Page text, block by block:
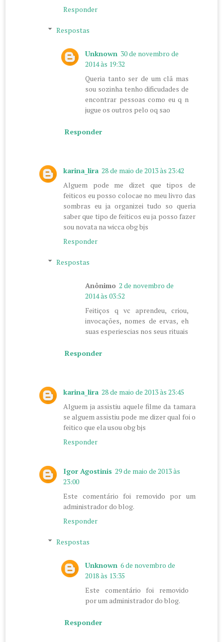
Responder
Respostas
Unknown 30 de novembro de
2014 às 19:32
Queria tanto ser de um clã mas
sou sozinha tenho dificudades de
encontrar pessoas como eu q n
jugue os outros pelo oq sao
Responder
karina_lira 28 de maio de 2013 às 23:42
Alguem pode me dizet que tipos de
feiticos eu posso colocae no meu livro das
sombras eu ja organizei tudo so queria
saber que tipo de feiticos eu ja posso fazer
sou novata na wicca obg bjs
Responder
Respostas
Anônimo 2 de novembro de
2014 às 03:52
Feitiços q vc aprendeu, criou,
invocações, nomes de ervas, eh
suas esperiescias nos seus rituais
Responder
karina_lira 28 de maio de 2013 às 23:45
Alguem ja assistiu aquele filme da tamara
se alguem assistiu pode me dizer qual foi o
feitico que ela usou obg bjs
Responder
Igor Agostinis 29 de maio de 2013 às
23:00
Este comentário foi removido por um
administrador do blog.
Responder
Respostas
Unknown 6 de novembro de
2018 às 13:35
Este comentário foi removido
por um administrador do blog.
Responder